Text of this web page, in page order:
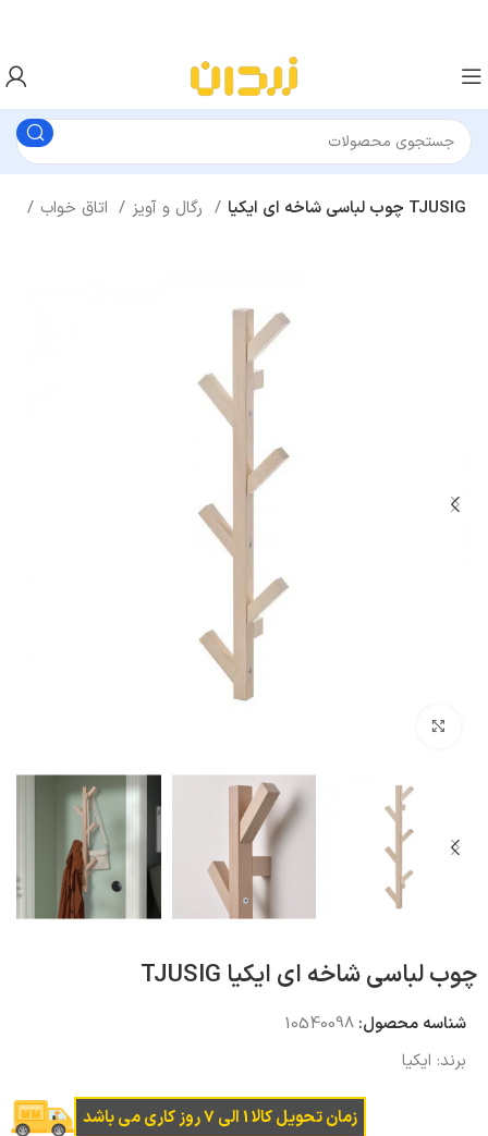
چوب لباسی شاخه ای ایکیا TJUSIG
چوب لباسی شاخه ای ایکیا TJUSIG
شناسه محصول:10540098
برند: ایکیا
زمان تحویل کالا 1 الی 7 روز کاری می باشد